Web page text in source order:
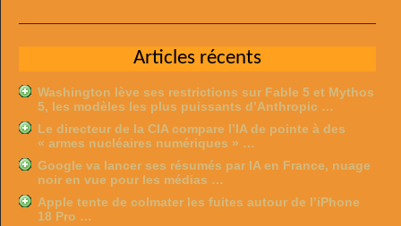
Articles récents
Washington lève ses restrictions sur Fable 5 et Mythos
5, les modèles les plus puissants d’Anthropic …
Le directeur de la CIA compare l’IA de pointe à des
« armes nucléaires numériques » …
Google va lancer ses résumés par IA en France, nuage
noir en vue pour les médias …
Apple tente de colmater les fuites autour de l’iPhone
18 Pro …